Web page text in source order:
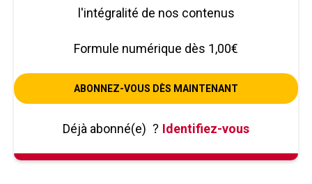
l'intégralité de nos contenus
Formule numérique dès 1,00€
ABONNEZ-VOUS DÈS MAINTENANT
Déjà abonné(e) ? Identifiez-vous